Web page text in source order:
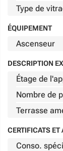
Type de
ÉQUIPEMENT
Ascenseur
DESCRIPTION
Étage de
Nombre de
Terrasse
CERTIFICATS ET
Conso.